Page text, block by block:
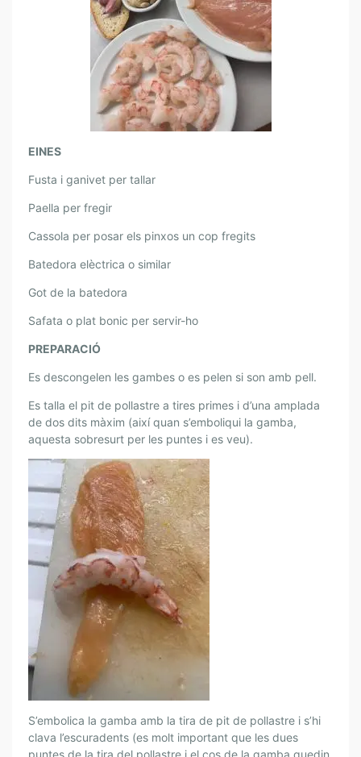
EINES
Fusta i ganivet per tallar
Paella per fregir
Cassola per posar els pinxos un cop fregits
Batedora elèctrica o similar
Got de la batedora
Safata o plat bonic per servir-ho
PREPARACIÓ
Es descongelen les gambes o es pelen si son amb pell.
Es talla el pit de pollastre a tires primes i d’una amplada
de dos dits màxim (així quan s’emboliqui la gamba,
aquesta sobresurt per les puntes i es veu).
S’embolica la gamba amb la tira de pit de pollastre i s’hi
clava l’escuradents (es molt important que les dues
puntes de la tira del pollastre i el cos de la gamba quedin